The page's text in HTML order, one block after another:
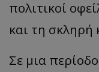
πολιτικοί
και τη σκληρή
Σε μια